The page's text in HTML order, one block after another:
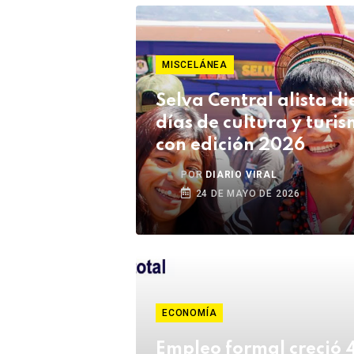
MISCELÁNEA
Selva Central alista
días de cultura y
con edición 2026
POR DIARIO VIRAL
24 DE MAYO DE 2026
ECONOMÍA
Empleo formal creció